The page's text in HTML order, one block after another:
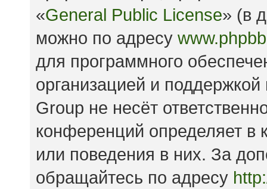
«General Public License» (в
можно по адресу
для программного
организацией и
Group не несёт
конференций определяет в
или поведения в них. За
обращайтесь по адресу